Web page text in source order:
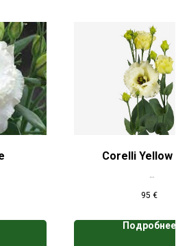
Corelli Yellow
кассет
95 €
Подробнее